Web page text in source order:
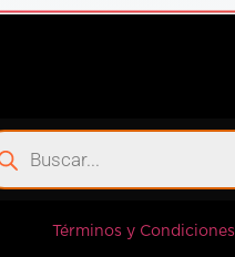
Términos y Condiciones